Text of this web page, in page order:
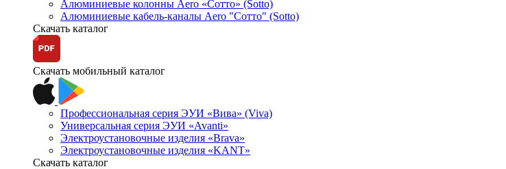
Алюминиевые колонны Aero «Сотто» (Sotto)
Алюминиевые кабель-каналы Aero "Сотто" (Sotto)
Скачать каталог
Скачать мобильный каталог
Профессиональная серия ЭУИ «Вива» (Viva)
Универсальная серия ЭУИ «Avanti»
Электроустановочные изделия «Brava»
Электроустановочные изделия «KANT»
Скачать каталог